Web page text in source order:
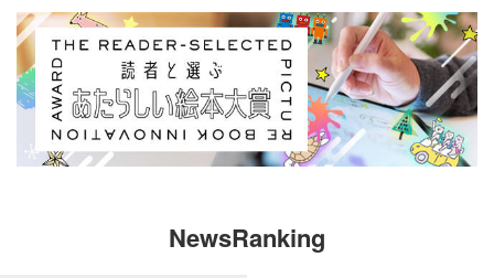
NewsRanking